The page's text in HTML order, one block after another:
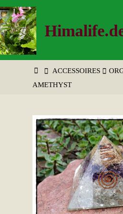
START
ACCESSOIRES
AMETHYST